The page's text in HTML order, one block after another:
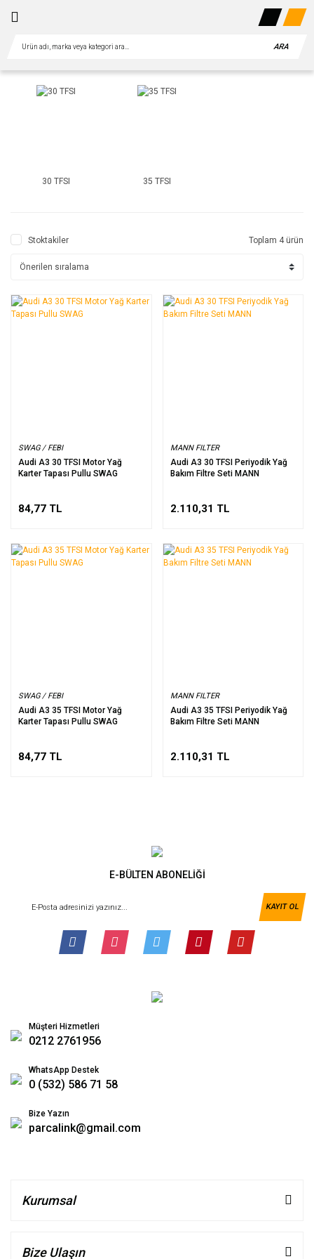
ARA
30 TFSI 35 TFSI
Stoktakiler Toplam 4 ürün
SWAG / FEBI
Audi A3 30 TFSI Motor Yağ
Karter Tapası Pullu SWAG
84,77 TL
MANN FILTER
Audi A3 30 TFSI Periyodik Yağ
Bakım Filtre Seti MANN
2.110,31 TL
SWAG / FEBI
Audi A3 35 TFSI Motor Yağ
Karter Tapası Pullu SWAG
84,77 TL
MANN FILTER
Audi A3 35 TFSI Periyodik Yağ
Bakım Filtre Seti MANN
2.110,31 TL
E-BÜLTEN ABONELİĞİ
KAYIT OL
Müşteri Hizmetleri
0212 2761956
WhatsApp Destek
0 (532) 586 71 58
Bize Yazın
parcalink@gmail.com
Kurumsal
Bize Ulaşın